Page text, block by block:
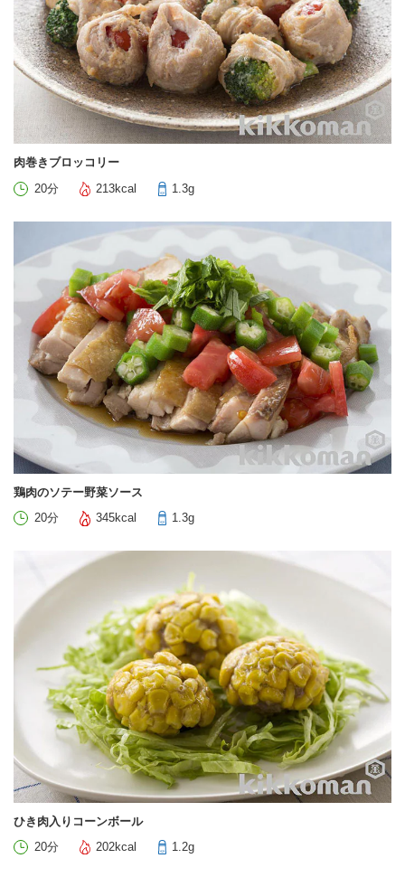
肉巻きブロッコリー
20分
213kcal 1.3g
鶏肉のソテー野菜ソース
20分
345kcal 1.3g
ひき肉入りコーンボール
20分
202kcal 1.2g